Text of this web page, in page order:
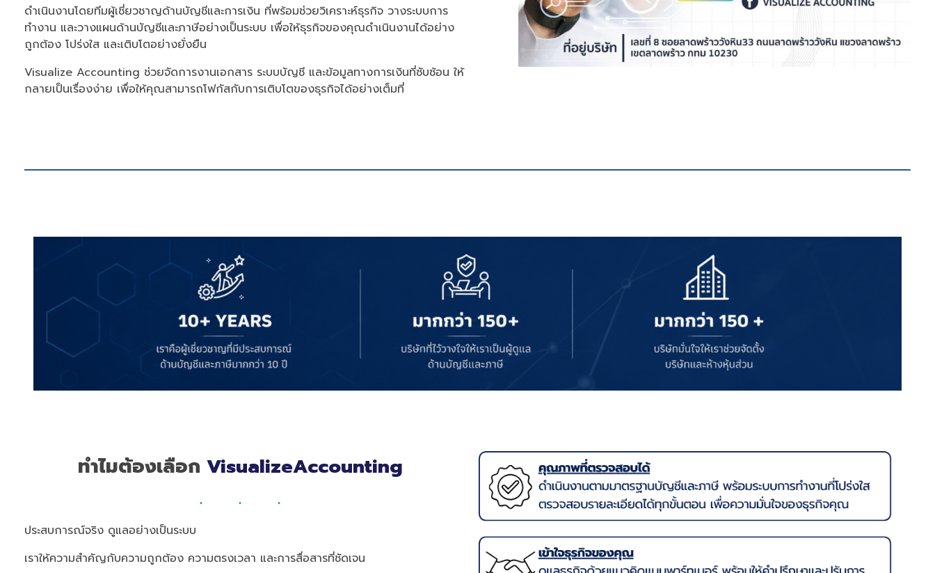
ดำเนินงานโดยทีมผู้เชี่ยวชาญด้านบัญชีและการเงิน ที่พร้อมช่วยวิเคราะห์ธุรกิจ วางระบบการ
ทำงาน และวางแผนด้านบัญชีและภาษีอย่างเป็นระบบ เพื่อให้ธุรกิจของคุณดำเนินงานได้อย่าง
ถูกต้อง โปร่งใส และเติบโตอย่างยั่งยืน
Visualize Accounting ช่วยจัดการงานเอกสาร ระบบบัญชี และข้อมูลทางการเงินที่ซับซ้อน ให้
กลายเป็นเรื่องง่าย เพื่อให้คุณสามารถโฟกัสกับการเติบโตของธุรกิจได้อย่างเต็มที่
ทำไมต้องเลือก VisualizeAccounting
ประสบการณ์จริง ดูแลอย่างเป็นระบบ
เราให้ความสำคัญกับความถูกต้อง ความตรงเวลา และการสื่อสารที่ชัดเจน